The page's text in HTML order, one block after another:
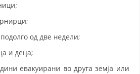
ПРИРАЧНИЦИ
од две недели;
и деца;
евакуирани во друга земја или